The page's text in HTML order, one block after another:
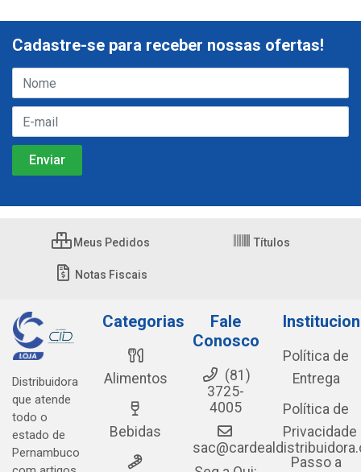
Cadastre-se para receber nossas ofertas!
Meus Pedidos Títulos
Notas Fiscais
Distribuidora
que atende
todo o
estado de
Pernambuco
Categorias
Alimentos
Bebidas
Fale
Conosco
(81)
3725-
4005
Política de
Entrega
Política de
Privacidade
Passo a